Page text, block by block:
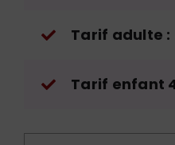
Tarif adulte :
Tarif enfant